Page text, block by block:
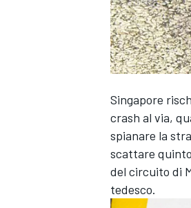
MONOPOSTO
Singapore
crash al via,
spianare la
scattare
del circuito di
tedesco.